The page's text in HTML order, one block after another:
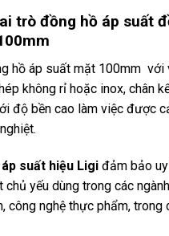
trò đồng hồ áp suất
hồ áp suất mặt 100mm với
không rỉ hoặc inox, chân
độ bền cao làm việc được
suất hiệu Ligi đảm bảo
yếu dùng trong các
công nghệ thực phẩm, trong